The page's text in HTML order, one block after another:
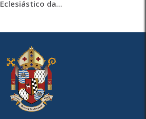
Eclesiástico da...